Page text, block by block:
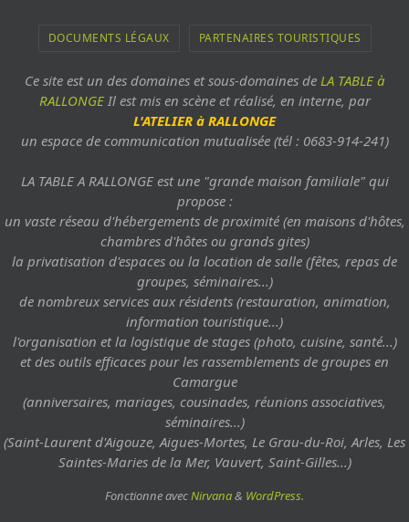
DOCUMENTS LÉGAUX PARTENAIRES TOURISTIQUES
Ce site est un des domaines et sous-domaines de LA TABLE à
RALLONGEIl est mis en scène et réalisé, en interne, par
L'ATELIER à RALLONGE
un espace de communication mutualisée (tél : 0683-914-241)
LA TABLE A RALLONGE est une "grande maison familiale" qui
propose :
un vaste réseau d'hébergements de proximité (en maisons d'hôtes,
chambres d'hôtes ou grands gites)
la privatisation d'espaces ou la location de salle (fêtes, repas de
groupes, séminaires...)
de nombreux services aux résidents (restauration, animation,
information touristique...)
l'organisation et la logistique de stages (photo, cuisine, santé...)
et des outils efficaces pour les rassemblements de groupes en
Camargue
(anniversaires, mariages, cousinades, réunions associatives,
séminaires...)
(Saint-Laurent d'Aigouze, Aigues-Mortes, Le Grau-du-Roi, Arles, Les
Saintes-Maries de la Mer, Vauvert, Saint-Gilles...)
Fonctionne avec Nirvana& WordPress.